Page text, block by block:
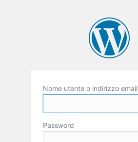
Nome utente o indirizzo email
Password